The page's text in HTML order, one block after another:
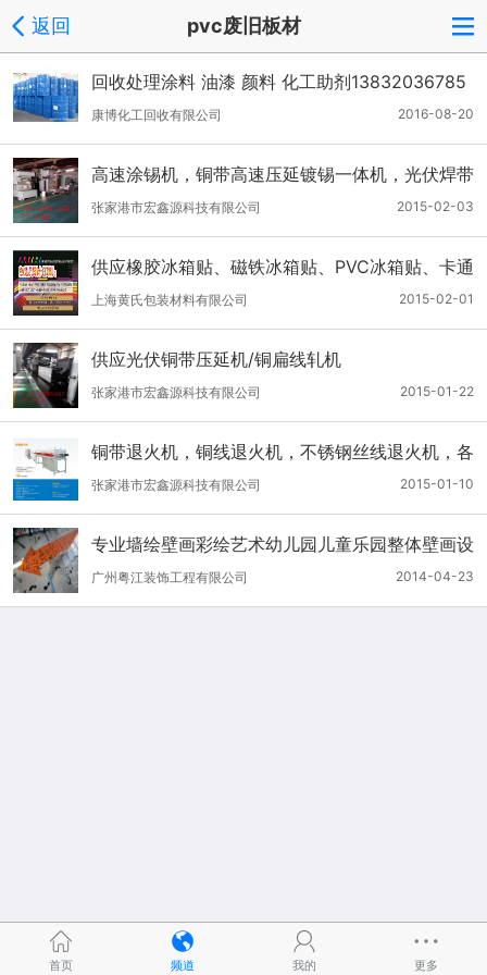
返回 pvc废旧板材
回收处理涂料 油漆 颜料 化工助剂13832036785
2016-08-20
康博化工回收有限公司
高速涂锡机，铜带高速压延镀锡一体机，光伏焊带
多头低速涂锡机
2015-02-03
张家港市宏鑫源科技有限公司
供应橡胶冰箱贴、磁铁冰箱贴、PVC冰箱贴、卡通
冰箱贴
2015-02-01
上海黄氏包装材料有限公司
供应光伏铜带压延机/铜扁线轧机
2015-01-22
张家港市宏鑫源科技有限公司
铜带退火机，铜线退火机，不锈钢丝线退火机，各
种金属线材退火机
2015-01-10
张家港市宏鑫源科技有限公司
专业墙绘壁画彩绘艺术幼儿园儿童乐园整体壁画设
计施工
2014-04-23
广州粤江装饰工程有限公司
首页 频道 我的 更多